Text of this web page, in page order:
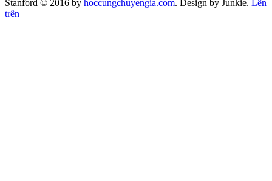
Stanford © 2016 by hoccungchuyengia.com. Design by Junkie. Lên
trên